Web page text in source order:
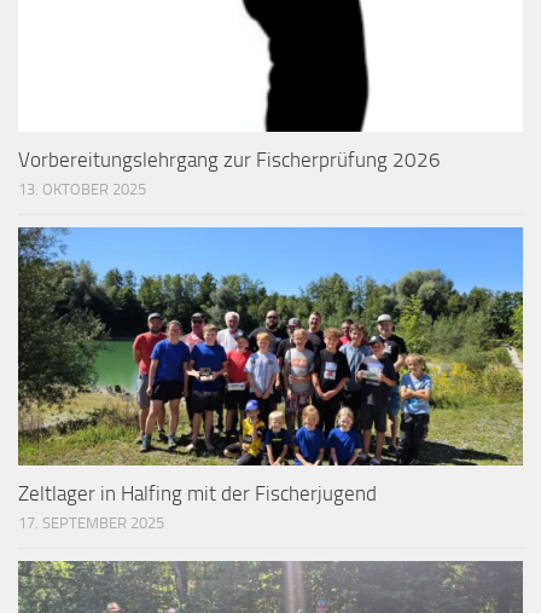
Vorbereitungslehrgang zur Fischerprüfung 2026
13. OKTOBER 2025
Zeltlager in Halfing mit der Fischerjugend
17. SEPTEMBER 2025